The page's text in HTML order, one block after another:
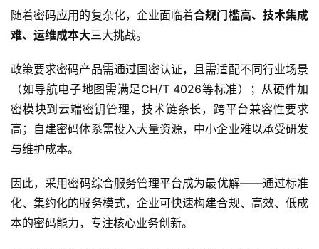
随着密码应用的复杂化，企业面临着合规门槛高、技术集成
难、运维成本大三大挑战。
政策要求密码产品需通过国密认证，且需适配不同行业场景
（如导航电子地图需满足CH/T 4026等标准）；从硬件加
密模块到云端密钥管理，技术链条长，跨平台兼容性要求
高；自建密码体系需投入大量资源，中小企业难以承受研发
与维护成本。
因此，采用密码综合服务管理平台成为最优解——通过标准
化、集约化的服务模式，企业可快速构建合规、高效、低成
本的密码能力，专注核心业务创新。